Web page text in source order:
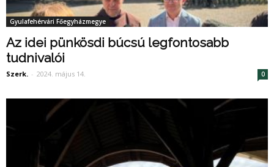
Gyulafehérvári Főegyházmegye
Az idei pünkösdi búcsú legfontosabb
tudnivalói
Szerk. - 2024. május 14. 0